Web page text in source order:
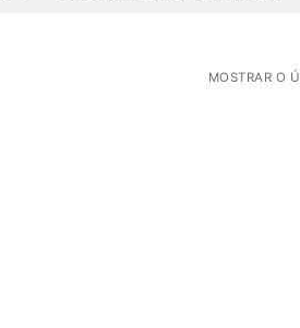
MOSTRAR O